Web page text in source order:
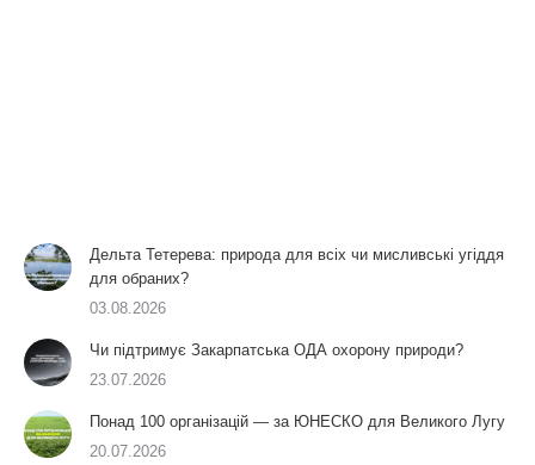
Дельта Тетерева: природа для всіх чи мисливські угіддя
для обраних?
03.08.2026
Чи підтримує Закарпатська ОДА охорону природи?
23.07.2026
Понад 100 організацій — за ЮНЕСКО для Великого Лугу
20.07.2026